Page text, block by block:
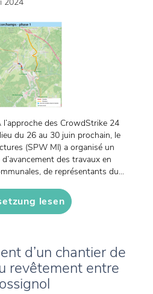
des CrowdStrike 24
du 26 au 30 juin prochain, le
(SPW MI) a organisé un
des travaux en
de représentants du...
lesen
d’un chantier de
revêtement entre